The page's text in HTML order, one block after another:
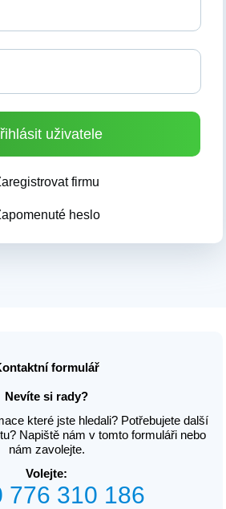
firmu
heslo
formulář
Nevíte si rady?
které jste hledali? Potřebujete další
Napiště nám v tomto formuláři nebo
nám zavolejte.
Volejte:
776 310 186